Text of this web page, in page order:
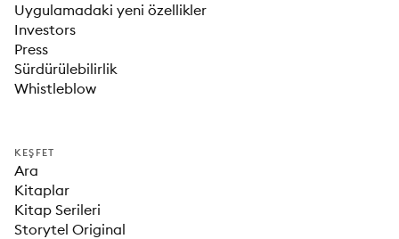
Uygulamadaki yeni özellikler
Investors
Press
Sürdürülebilirlik
Whistleblow
KEŞFET
Ara
Kitaplar
Kitap Serileri
Storytel Original